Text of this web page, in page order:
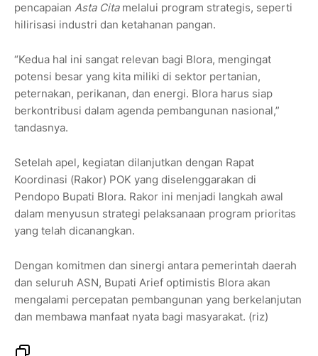
pencapaian Asta Citamelalui program strategis, seperti
hilirisasi industri dan ketahanan pangan.
“Kedua hal ini sangat relevan bagi Blora, mengingat
potensi besar yang kita miliki di sektor pertanian,
peternakan, perikanan, dan energi. Blora harus siap
berkontribusi dalam agenda pembangunan nasional,”
tandasnya.
Setelah apel, kegiatan dilanjutkan dengan Rapat
Koordinasi (Rakor) POK yang diselenggarakan di
Pendopo Bupati Blora. Rakor ini menjadi langkah awal
dalam menyusun strategi pelaksanaan program prioritas
yang telah dicanangkan.
Dengan komitmen dan sinergi antara pemerintah daerah
dan seluruh ASN, Bupati Arief optimistis Blora akan
mengalami percepatan pembangunan yang berkelanjutan
dan membawa manfaat nyata bagi masyarakat. (riz)